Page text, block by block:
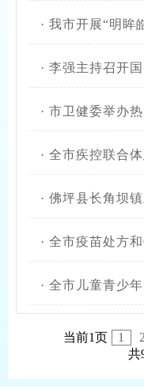
· 我市开展“明眸皓
· 李强主持召开国务院常务会议 听
· 市卫健委举办热射病
· 全市疾控联合
· 佛坪县长角坝镇卫
· 全市疫苗处方和健
· 全市儿童青少年“明眸皓
当前1页 1 2
共